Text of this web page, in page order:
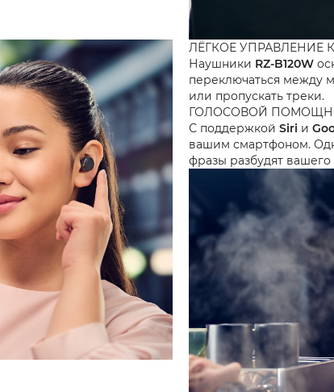
ЛЁГКОЕ УПРАВЛЕНИЕ
Наушники RZ-B120W
переключаться между
или пропускать треки.
ГОЛОСОВОЙ
С поддержкой Siri и
вашим смартфоном.
фразы разбудят